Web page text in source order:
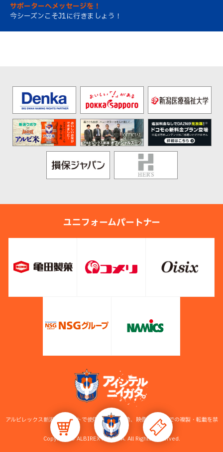
サポーターへメッセージを！
今シーズンこそJ1に行きましょう！
ユニフォームパートナー
アルビレックス新潟公式サイトで使用している画像、映像等の無断での複製・転載を禁
止します。
Copyright © ALBIREX NIIGATA. All Rights Reserved.